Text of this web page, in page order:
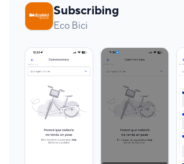
Subscribing
Eco Bici